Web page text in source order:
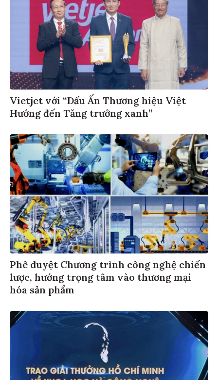
Vietjet với “Dấu Ấn Thương hiệu Việt
Hướng đến Tăng trưởng xanh”
Phê duyệt Chương trình công nghệ chiến
lược, hướng trọng tâm vào thương mại
hóa sản phẩm